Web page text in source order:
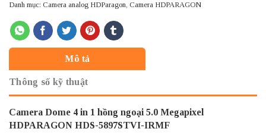
Danh mục: Camera analog HDParagon, Camera HDPARAGON
Mô tả
Thông số kỹ thuật
Camera Dome 4 in 1 hồng ngoại 5.0 Megapixel
HDPARAGON HDS-5897STVI-IRMF